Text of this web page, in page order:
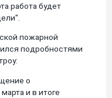
работа будет
пожарной
подробностями
о
и в итоге